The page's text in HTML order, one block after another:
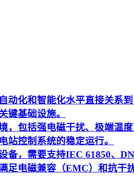
动化和智能化水平直接关系
键基础设施。
，包括强电磁干扰、极端温
站控制系统的稳定运行。
备，需要支持IEC 61850、
足电磁兼容（EMC）和抗干